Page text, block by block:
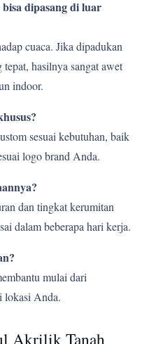
dipasang di luar
cuaca. Jika dipadukan
hasilnya sangat awet
indoor.
sesuai kebutuhan, baik
logo brand Anda.
dan tingkat kerumitan
dalam beberapa hari kerja.
mulai dari
lokasi Anda.
Akrilik Tanah